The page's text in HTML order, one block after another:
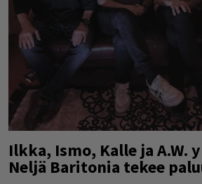
Ilkka, Ismo, Kalle ja A.W.
Neljä Baritonia tekee